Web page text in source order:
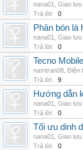
nana01
Giao lưu
Trả lời:
0
Phân bón lá
nana01
Giao lưu
Trả lời:
0
Tecno
namtran08 Điện
Trả lời:
9
Hướng dẫn
nana01
Giao lưu
Trả lời:
0
Tối ưu dinh
nana01
Giao lưu
Trả lời:
0